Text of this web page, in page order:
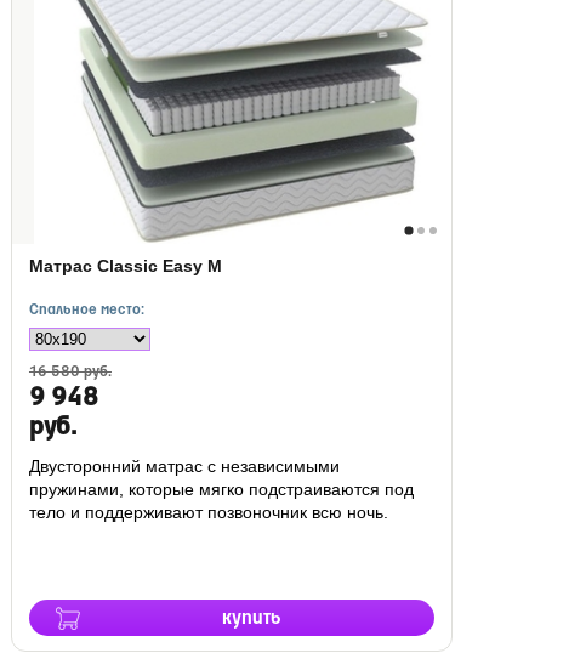
Матрас Classic Easy M
Спальное место:
16 580 руб.
9 948
руб.
купить
Двусторонний матрас с независимыми
пружинами, которые мягко подстраиваются под
тело и поддерживают позвоночник всю ночь.